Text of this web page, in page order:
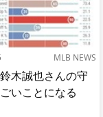
MLB NEWS
鈴木誠也さんの守
いことになる